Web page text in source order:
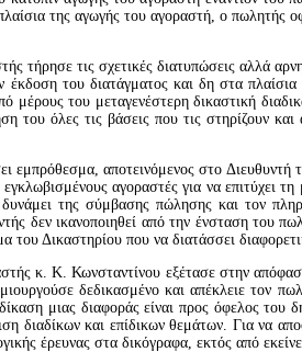
της αγωγής του αγοραστή, ο πωλητής
τις σχετικές διατυπώσεις αλλά
του διατάγματος και δη στα
του μεταγενέστερη δικαστική
του όλες τις βάσεις που τις στηρίζουν
αποτεινόμενος στο
αγοραστές για να επιτύχει
της σύμβασης πώλησης και τον
δεν ικανοποιηθεί από την ένσταση του
του Δικαστηρίου που να διατάσσει
κ. Κ. Κωνσταντίνου εξέτασε στην
δεδικασμένο και απέκλειε τον
μιας διαφοράς είναι προς όφελος
διαδίκων και επίδικων θεμάτων. Για να
έρευνας στα δικόγραφα, εκτός από